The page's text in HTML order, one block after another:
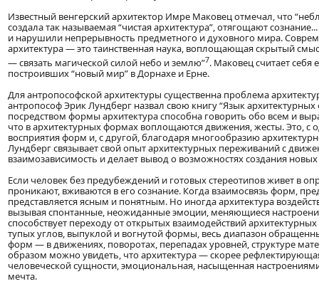
Известный венгерский архитектор Имре Маковец отмечал, что
создала так называемая “чистая архитектура”, отягощают
и нарушили непрерывность предметного и духовного мира.
архитектура — это таинственная наука, воплощающая скрытый
— связать магической силой небо и землю”7. Маковец считает
построивших “новый мир” в Дорнахе и Ерне.
Для антропософской архитектуры существенна проблема
антропософ Эрик Лундберг назвал свою книгу “Язык
посредством формы архитектура способна говорить обо всем и
что в архитектурных формах воплощаются движения, жесты. Это, с
восприятия форм и, с другой, благодаря многообразию
Лундберг связывает свой опыт архитектурных переживаний с
взаимозависимость и делает вывод о возможностях создания
Если человек без предубеждений и готовых стереотипов живет в
проникают, вживаются в его сознание. Когда взаимосвязь форм,
представляется ясным и понятным. Но иногда архитектура
вызывая спонтанные, неожиданные эмоции, меняющиеся
способствует переходу от открытых взаимодействий
тупых углов, выпуклой и вогнутой формы, весь диапазон
форм — в движениях, поворотах, перепадах уровней, структуре
образом можно увидеть, что архитектура — скорее
человеческой сущности, эмоциональная, насыщенная
мечта.